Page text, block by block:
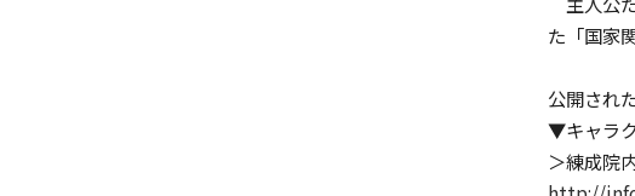
た「国家
公開され
▼キャラ
＞練成院